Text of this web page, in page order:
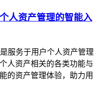
人资产管理的智能入
服务于用户个人资产管理
人资产相关的各类功能与
的资产管理体验，助力用